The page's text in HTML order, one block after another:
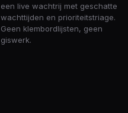
een live wachtrij met geschatte
wachttijden en prioriteitstriage.
Geen klembordlijsten, geen
giswerk.